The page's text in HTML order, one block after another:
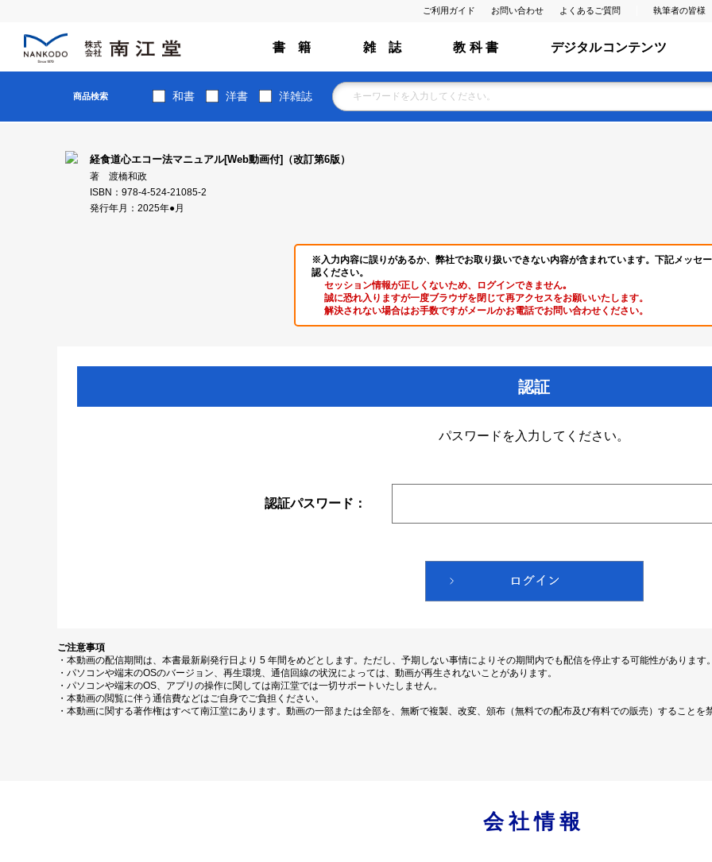
ご利用ガイド お問い合わせ よくあるご質問 執筆者の皆様
書 籍 雑 誌 教 科 書 デジタルコンテンツ
商品検索 和書 洋書 洋雑誌
経食道心エコー法マニュアル[Web動画付]（改訂第6版）
著 渡橋和政
ISBN：978-4-524-21085-2
発行年月：2025年●月
※入力内容に誤りがあるか、弊社でお取り扱いできない内容が含まれています。下記メッセ
認ください。
セッション情報が正しくないため、ログインできません｡
誠に恐れ入りますが一度ブラウザを閉じて再アクセスをお願いいたします。
解決されない場合はお手数ですがメールかお電話でお問い合わせください。
認証
パスワードを入力してください。
認証パスワード：
ご注意事項
・本動画の配信期間は、本書最新刷発行日より 5 年間をめどとします。ただし、予期しない事情によりその期間内でも配信を停止する可能性があります。
・パソコンや端末のOSのバージョン、再生環境、通信回線の状況によっては、動画が再生されないことがあります。
・パソコンや端末のOS、アプリの操作に関しては南江堂では一切サポートいたしません。
・本動画の閲覧に伴う通信費などはご自身でご負担ください。
・本動画に関する著作権はすべて南江堂にあります。動画の一部または全部を、無断で複製、改変、頒布（無料での配布及び有料での販売）することを
会社情報